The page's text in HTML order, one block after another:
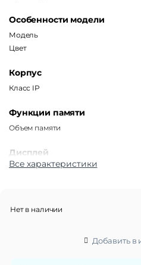
Особенности модели
Модель
Цвет
Корпус
Класс IP
Функции памяти
Объем памяти
Дисплей
Дисплей
Все характеристики
Нет в наличии
Добавить в